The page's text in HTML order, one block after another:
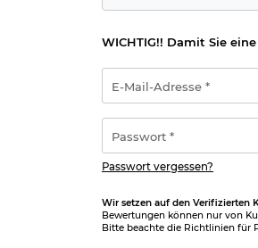
Gewicht: 390 g
Farbe: schwarz
Marke: Gamo
Herstellerinformationen
Verantwortliche Person
WICHTIG!! Damit Sie
Mail-
Adresse
*
Passwort vergessen?
Wir setzen auf den Verifizierten
Bewertungen können nur von
Bitte beachte die Richtlinien für